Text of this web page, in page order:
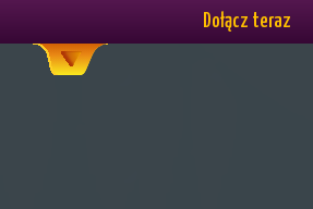
Dołącz teraz